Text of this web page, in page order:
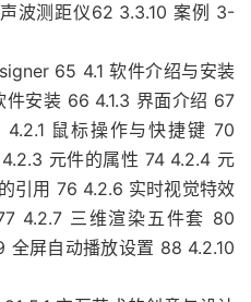
波测距仪62 3.3.10 案例 3-
65 4.1 软件介绍与安装
件安装 66 4.1.3 界面介绍 67
鼠标操作与快捷键 70
元件的属性 74 4.2.4 元
引用 76 4.2.6 实时视觉特效
4.2.7 三维渲染五件套 80
屏自动播放设置 88 4.2.10